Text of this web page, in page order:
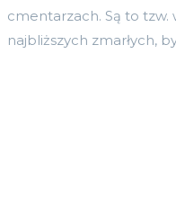
cmentarzach. Są to tzw.
najbliższych zmarłych,